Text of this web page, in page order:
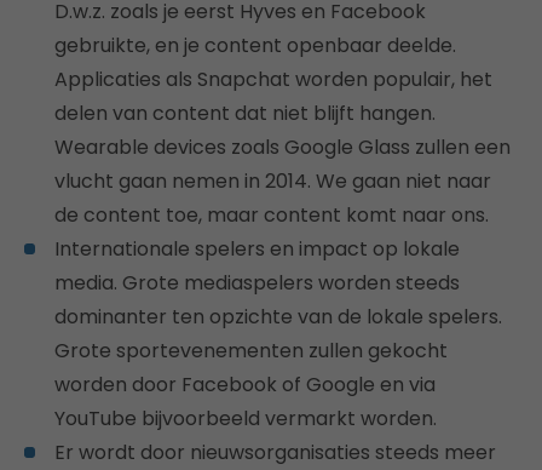
D.w.z. zoals je eerst Hyves en Facebook
gebruikte, en je content openbaar deelde.
Applicaties als Snapchat worden populair, het
delen van content dat niet blijft hangen.
Wearable devices zoals Google Glass zullen een
vlucht gaan nemen in 2014. We gaan niet naar
de content toe, maar content komt naar ons.
Internationale spelers en impact op lokale
media. Grote mediaspelers worden steeds
dominanter ten opzichte van de lokale spelers.
Grote sportevenementen zullen gekocht
worden door Facebook of Google en via
YouTube bijvoorbeeld vermarkt worden.
Er wordt door nieuwsorganisaties steeds meer